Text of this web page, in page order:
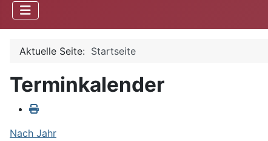
Aktuelle Seite: Startseite
Terminkalender
Nach Jahr